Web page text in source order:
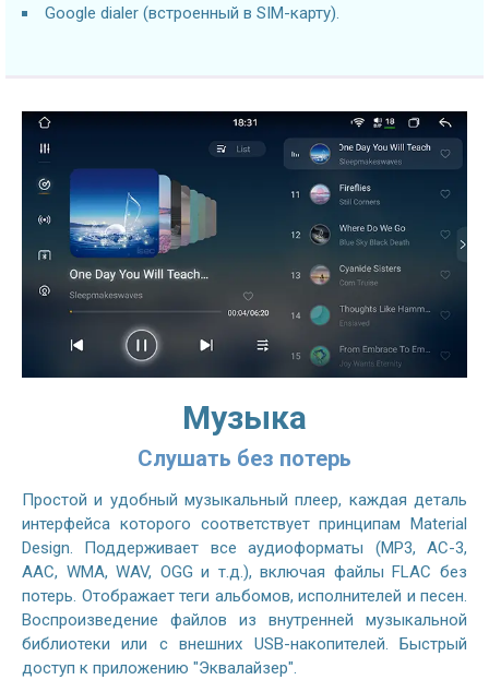
Google dialer (встроенный в SIM-карту).
Музыка
Слушать без потерь
Простой и удобный музыкальный плеер, каждая деталь
интерфейса которого соответствует принципам Material
Design. Поддерживает все аудиоформаты (MP3, AC-3,
AAC, WMA, WAV, OGG и т.д.), включая файлы FLAC без
потерь. Отображает теги альбомов, исполнителей и песен.
Воспроизведение файлов из внутренней музыкальной
библиотеки или с внешних USB-накопителей. Быстрый
доступ к приложению "Эквалайзер".